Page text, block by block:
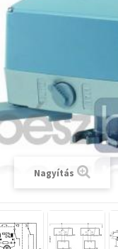
Nagyítás